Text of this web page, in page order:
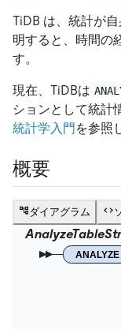
TiDB は、統計が
明すると、時間の
す。
現在、TiDBは
ションとして統計
統計学入門を参照
概要
ダイアグラム
ANALYZE